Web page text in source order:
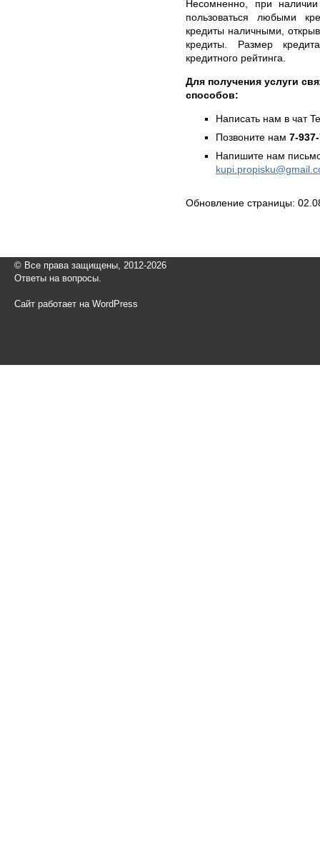
Несомненно, при
пользоваться любыми
кредиты наличными,
кредиты. Размер
кредитного рейтинга.
Для получения услуги
способов:
Написать нам в чат
Позвоните нам 7-
Напишите нам
Обновление страницы:
© Все права защищены, 2012-2026
Ответы на вопросы.
Сайт работает на WordPress